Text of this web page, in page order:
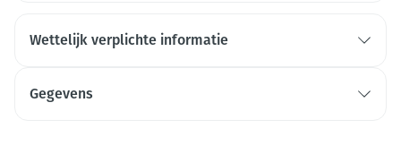
Wettelijk verplichte informatie
Gegevens